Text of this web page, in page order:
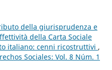
della giurisprudenza e
della Carta Sociale
italiano: cenni ricostruttivi ,
Sociales: Vol. 8 Núm. 1